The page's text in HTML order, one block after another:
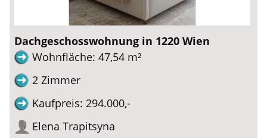
Dachgeschosswohnung in 1220 Wien
Wohnfläche: 47,54 m²
2 Zimmer
Kaufpreis: 294.000,-
Elena Trapitsyna